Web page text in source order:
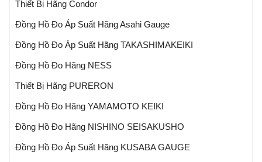
Thiết Bị Hãng Condor
Đồng Hồ Đo Áp Suất Hãng Asahi Gauge
Đồng Hồ Đo Áp Suất Hãng TAKASHIMAKEIKI
Đồng Hồ Đo Hãng NESS
Thiết Bị Hãng PURERON
Đồng Hồ Đo Hãng YAMAMOTO KEIKI
Đồng Hồ Đo Hãng NISHINO SEISAKUSHO
Đồng Hồ Đo Áp Suất Hãng KUSABA GAUGE